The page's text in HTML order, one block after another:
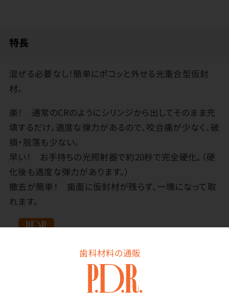
歯科材料の通販
特長
混ぜる必要なし！簡単にポコッと外せる光重合型仮封
材。
楽！ 通常のCRのようにシリンジから出してそのまま充
填するだけ。適度な弾力があるので、咬合痛が少なく、破
損・脱落も少ない。
早い！ お手持ちの光照射器で約20秒で完全硬化。（硬
化後も適度な弾力があります。）
撤去が簡単！ 歯面に仮封材が残らず、一塊になって取
れます。